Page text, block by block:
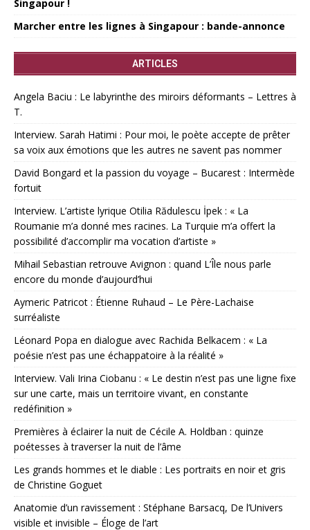
Singapour !
Marcher entre les lignes à Singapour : bande-annonce
ARTICLES
Angela Baciu : Le labyrinthe des miroirs déformants – Lettres à
T.
Interview. Sarah Hatimi : Pour moi, le poète accepte de prêter
sa voix aux émotions que les autres ne savent pas nommer
David Bongard et la passion du voyage – Bucarest : Intermède
fortuit
Interview. L’artiste lyrique Otilia Rădulescu İpek : « La
Roumanie m’a donné mes racines. La Turquie m’a offert la
possibilité d’accomplir ma vocation d’artiste »
Mihail Sebastian retrouve Avignon : quand L’Île nous parle
encore du monde d’aujourd’hui
Aymeric Patricot : Étienne Ruhaud – Le Père-Lachaise
surréaliste
Léonard Popa en dialogue avec Rachida Belkacem : « La
poésie n’est pas une échappatoire à la réalité »
Interview. Vali Irina Ciobanu : « Le destin n’est pas une ligne fixe
sur une carte, mais un territoire vivant, en constante
redéfinition »
Premières à éclairer la nuit de Cécile A. Holdban : quinze
poétesses à traverser la nuit de l’âme
Les grands hommes et le diable : Les portraits en noir et gris
de Christine Goguet
Anatomie d’un ravissement : Stéphane Barsacq, De l’Univers
visible et invisible – Éloge de l’art